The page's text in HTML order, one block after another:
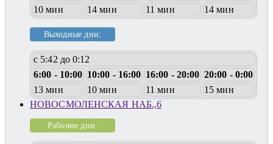
10 мин
14 мин 11 мин 14 мин
Выходные дни:
с 5:42 до 0:12
6:00 - 10:00 10:00 - 16:00 16:00 - 20:00 20:00 - 0:00
13 мин
10 мин 11 мин
15 мин
НОВОСМОЛЕНСКАЯ НАБ.,6
Рабочие дни: